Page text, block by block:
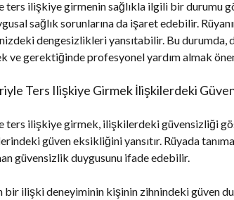
ters ilişkiye girmenin sağlıkla ilgili bir durumu
sağlık sorunlarına da işaret edebilir.
dengesizlikleri yansıtabilir. Bu durumda,
ve gerektiğinde profesyonel yardım almak
Ters Ilişkiye Girmek İlişkilerdeki
ters ilişkiye girmek, ilişkilerdeki güvensizliği
güven eksikliğini yansıtır. Rüyada
güvensizlik duygusunu ifade edebilir.
bir ilişki deneyiminin kişinin zihnindeki güven